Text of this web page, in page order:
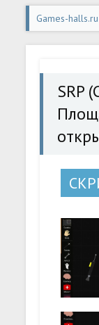
Games-halls.ru
(Стикмен
SRP